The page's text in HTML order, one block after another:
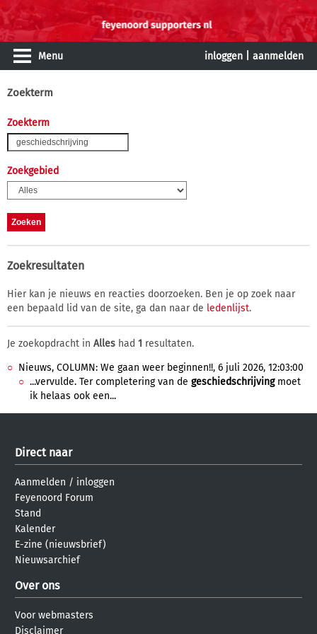
Menu inloggen aanmelden
Zoekterm
Zoekterm
Zoekgebied
Zoekresultaten
Hier kan je nieuws en reacties doorzoeken. Ben je op zoek naar
een bepaald lid van de site, ga dan naar de ledenlijst.
Je zoekopdracht in Alles had 1 resultaten.
Nieuws, COLUMN: We gaan weer beginnen!!, 6 juli 2026, 12:03:00
...vervulde. Ter completering van de geschiedschrijvingmoet
ik helaas ook een...
Direct naar
Aanmelden / inloggen
Feyenoord Forum
Stand
Kalender
E-zine (nieuwsbrief)
Nieuwsarchief
Over ons
Voor webmasters
Disclaimer